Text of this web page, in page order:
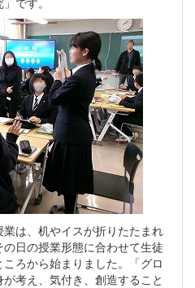
業は、机やイスが折りたたまれ
日の授業形態に合わせて生徒
ろから始まりました。「グロ
考え、気付き、創造すること